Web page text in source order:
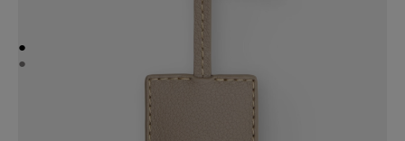
●
●